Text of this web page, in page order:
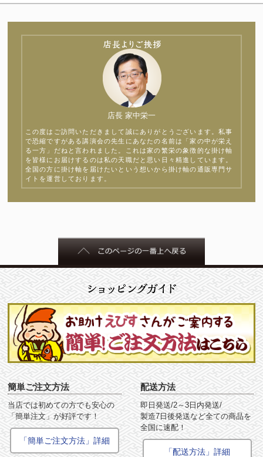
店長 家中栄一
この度はご訪問いただきまして誠にありがとうございます。私事
で恐縮ですがある講演会の先生にあなたの名前は「家の中が栄え
る一方」だねと言われました。これは家の繁栄の象徴的な掛け軸
を皆様にお届けするのは私の天職だと思い日々精進しています。
全国の方に掛け軸を届けたいという想いから掛け軸の通販専門サ
イトを運営しております。
簡単ご注文方法
当店では初めての方でも安心の
「簡単注文」が好評です！
「簡単ご注文方法」詳細
配送方法
即日発送/2～3日内発送/
製造7日後発送など全ての商品を
全国に速配！
「配送方法」詳細